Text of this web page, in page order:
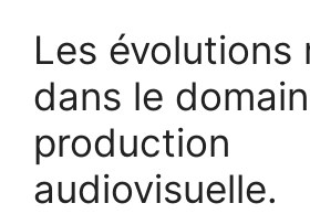
Les évolutions
dans le
production
audiovisuelle.